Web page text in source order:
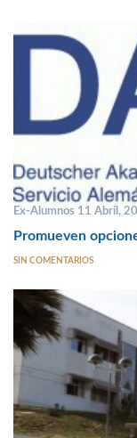
Ex-Alumnos 11 Abril,
Promueven
SIN COMENTARIOS